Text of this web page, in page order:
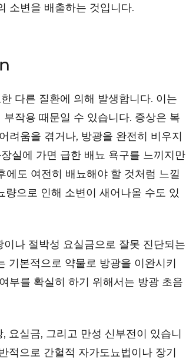
소변을 배출하는 것입니다.
다른 질환에 의해 발생합니다. 이는
작용 때문일 수 있습니다. 증상은 복
려움을 겪거나, 방광을 완전히 비우지
실에 가면 급한 배뇨 욕구를 느끼지만
도 여전히 배뇨해야 할 것처럼 느낄
으로 인해 소변이 새어나올 수도 있
나 절박성 요실금으로 잘못 진단되는
기본적으로 약물로 방광을 이완시키
부를 확실히 하기 위해서는 방광 초음
요실금, 그리고 만성 신부전이 있습니
적으로 간헐적 자가도뇨법이나 장기